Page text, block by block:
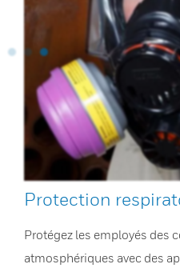
Protection
Protégez les employés des
atmosphériques avec des